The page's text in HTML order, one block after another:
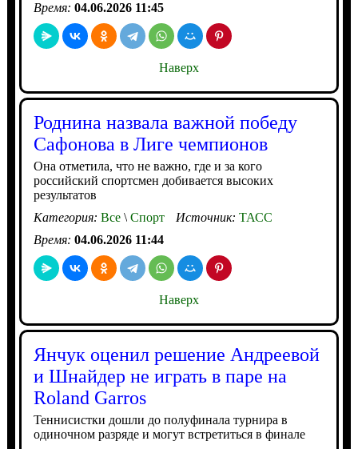
Время: 04.06.2026 11:45
Наверх
Роднина назвала важной победу
Сафонова в Лиге чемпионов
Она отметила, что не важно, где и за кого
российский спортсмен добивается высоких
результатов
Категория: Все\Спорт Источник: ТАСС
Время: 04.06.2026 11:44
Наверх
Янчук оценил решение Андреевой
и Шнайдер не играть в паре на
Roland Garros
Теннисистки дошли до полуфинала турнира в
одиночном разряде и могут встретиться в финале